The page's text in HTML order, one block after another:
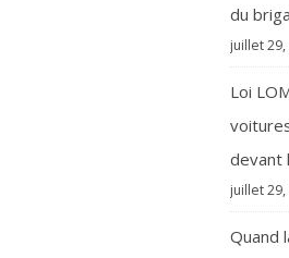
du
juillet 29,
Loi
devant
juillet 29,
Quand